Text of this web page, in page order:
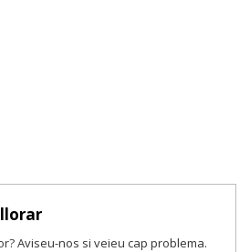
Aviseu-nos si veieu cap problema.